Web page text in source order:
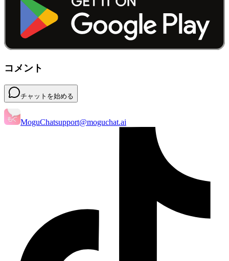
コメント
チャットを始める
MoguChatsupport@moguchat.ai